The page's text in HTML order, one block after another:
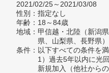
2021/02/25～2021/03/08
性別：指定なし
年齢：18～84歳
地域：甲信越・北陸（新潟
県、山梨県、長野県）
条件：以下すべての条件を
1）過去5年以内に光
新規加入（他社から